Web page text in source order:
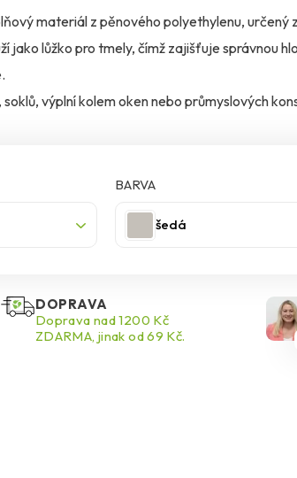
materiál z pěnového polyethylenu, určený
jako lůžko pro tmely, čímž zajišťuje správnou
výplní kolem oken nebo průmyslových
spoje. Výhodou je jednoduchá aplikace,
BARVA
šedá
DOPRAVA
Doprava nad 1200 Kč
ZDARMA, jinak od 69 Kč.